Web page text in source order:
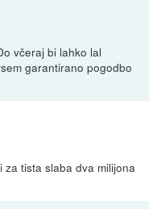
včeraj bi lahko lal
garantirano pogodbo
tista slaba dva milijona